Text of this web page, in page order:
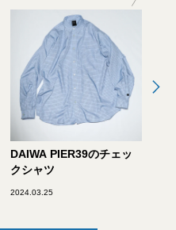
DAIWA PIER39のチェッ
クシャツ
2024.03.25